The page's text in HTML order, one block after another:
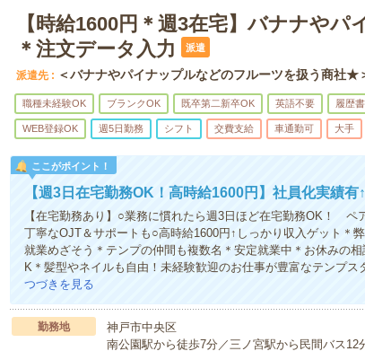
【時給1600円＊週3在宅】バナナや
＊注文データ入力
派遣
派遣先 ＜バナナやパイナップルなどのフルーツを扱う商社★
職種未経験OK ブランクOK 既卒第二新卒OK 英語不要 履歴
WEB登録OK 週5日勤務 シフト 交費支給 車通勤可 大手
ここがポイント！
【週3日在宅勤務OK！高時給1600円】社員化実績有
【在宅勤務あり】○業務に慣れたら週3日ほど在宅勤務OK！ ペ
丁寧なOJT＆サポートも○高時給1600円↑しっかり収入ゲット＊
就業めざそう＊テンプの仲間も複数名＊安定就業中＊お休みの
K＊髪型やネイルも自由！未経験歓迎のお仕事が豊富なテンプ
つづきを見る
勤務地
神戸市中央区
南公園駅から徒歩7分／三ノ宮駅から民間バス12